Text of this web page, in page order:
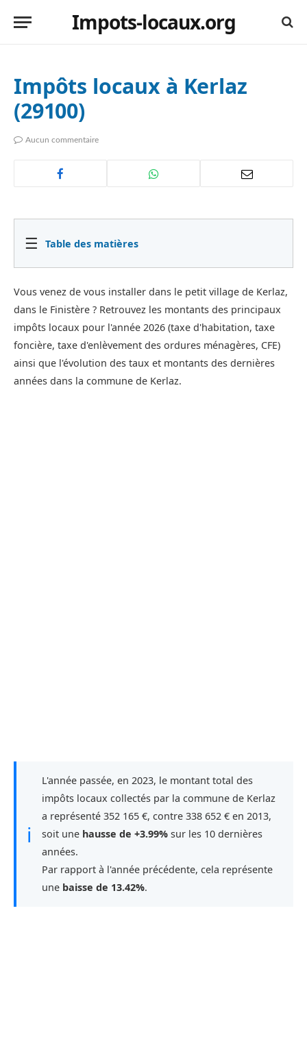
Impots-locaux.org
Impôts locaux à Kerlaz
(29100)
Aucun commentaire
☰ Table des matières
Vous venez de vous installer dans le petit village de Kerlaz,
dans le Finistère ? Retrouvez les montants des principaux
impôts locaux pour l'année 2026 (taxe d'habitation, taxe
foncière, taxe d'enlèvement des ordures ménagères, CFE)
ainsi que l'évolution des taux et montants des dernières
années dans la commune de Kerlaz.
ℹ
L'année passée, en 2023, le montant total des
impôts locaux collectés par la commune de Kerlaz
a représenté 352 165 €, contre 338 652 € en 2013,
soit une hausse de +3.99% sur les 10 dernières
années.
Par rapport à l'année précédente, cela représente
une baisse de 13.42%.